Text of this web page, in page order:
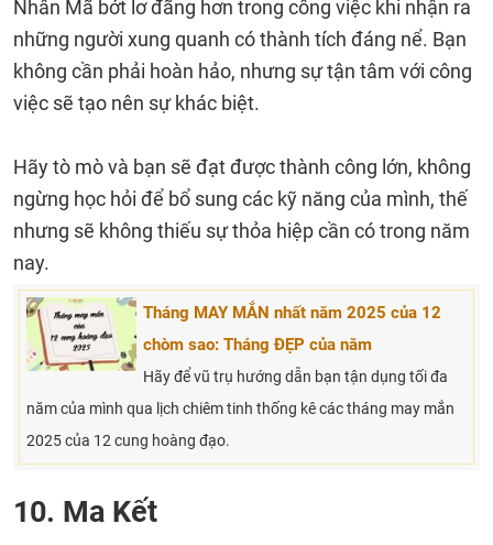
Nhân Mã bớt lơ đãng hơn trong công việc khi nhận ra
những người xung quanh có thành tích đáng nể. Bạn
không cần phải hoàn hảo, nhưng sự tận tâm với công
việc sẽ tạo nên sự khác biệt.
Hãy tò mò và bạn sẽ đạt được thành công lớn, không
ngừng học hỏi để bổ sung các kỹ năng của mình, thế
nhưng sẽ không thiếu sự thỏa hiệp cần có trong năm
nay.
Tháng MAY MẮN nhất năm 2025 của 12
chòm sao: Tháng ĐẸP của năm
Hãy để vũ trụ hướng dẫn bạn tận dụng tối đa
năm của mình qua lịch chiêm tinh thống kê các tháng may mắn
2025 của 12 cung hoàng đạo.
10. Ma Kết